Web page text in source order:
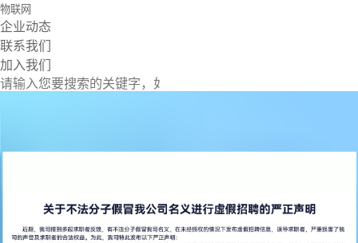
物联网
企业动态
联系我们
加入我们